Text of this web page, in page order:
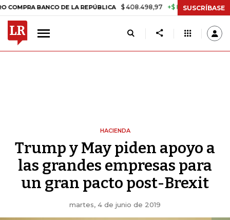
BANCO DE LA REPÚBLICA $ 408.498,97 +$ 8.753,81 +2,19% TASA
SUSCRÍBASE
HACIENDA
Trump y May piden apoyo a
las grandes empresas para
un gran pacto post-Brexit
martes, 4 de junio de 2019